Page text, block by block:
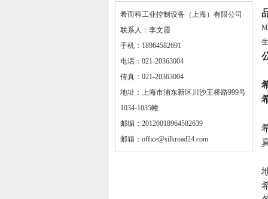
希而科工业控制设备（上海）有限公司
联系人：李文霞
手机：18964582691
电话：021-20363004
传真：021-20363004
地址：上海市浦东新区川沙王桥路999号
1034-1035幢
邮编：20120018964582639
邮箱： office@silkroad24.com